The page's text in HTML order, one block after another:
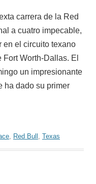
carrera de la Red
a cuatro impecable,
en el circuito texano
Worth-Dallas. El
un impresionante
ha dado su primer
Red Bull Texas